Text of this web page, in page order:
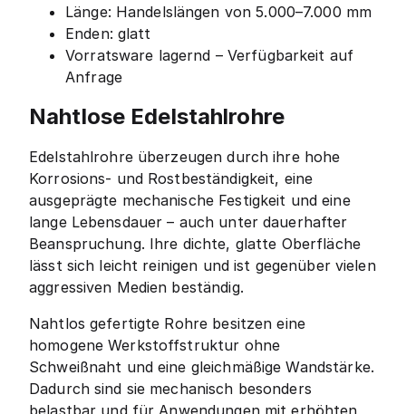
Länge: Handelslängen von 5.000–7.000 mm
Enden: glatt
Vorratsware lagernd – Verfügbarkeit auf
Anfrage
Nahtlose Edelstahlrohre
Edelstahlrohre überzeugen durch ihre hohe
Korrosions- und Rostbeständigkeit, eine
ausgeprägte mechanische Festigkeit und eine
lange Lebensdauer – auch unter dauerhafter
Beanspruchung. Ihre dichte, glatte Oberfläche
lässt sich leicht reinigen und ist gegenüber vielen
aggressiven Medien beständig.
Nahtlos gefertigte Rohre besitzen eine
homogene Werkstoffstruktur ohne
Schweißnaht und eine gleichmäßige Wandstärke.
Dadurch sind sie mechanisch besonders
belastbar und für Anwendungen mit erhöhten